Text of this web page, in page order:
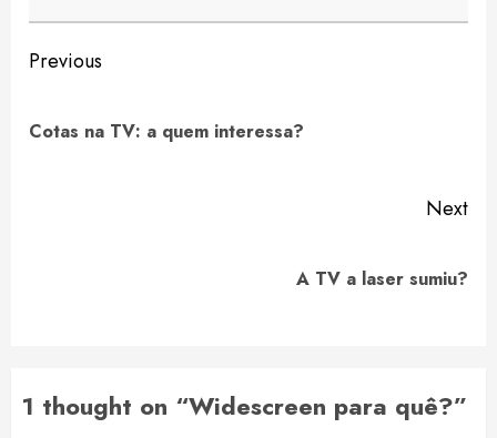
Continue
Previous
Cotas na TV: a quem interessa?
Next
A TV a laser sumiu?
1 thought on “Widescreen para quê?”